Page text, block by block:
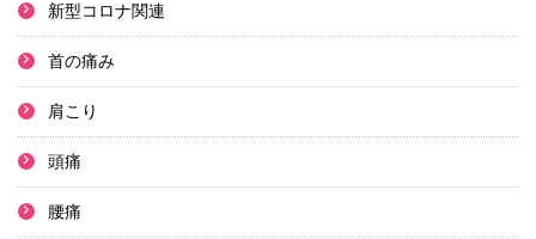
新型コロナ関連
首の痛み
肩こり
頭痛
腰痛